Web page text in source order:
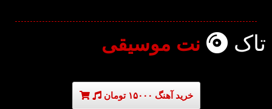
تاک نت موسیقی
خرید آهنگ ۱۵۰۰۰ تومان